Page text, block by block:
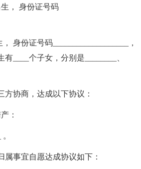
生， 身份证号码
身份证号码___________________，
____个子女，分别是________、
协商，达成以下协议：
：
事宜自愿达成协议如下：